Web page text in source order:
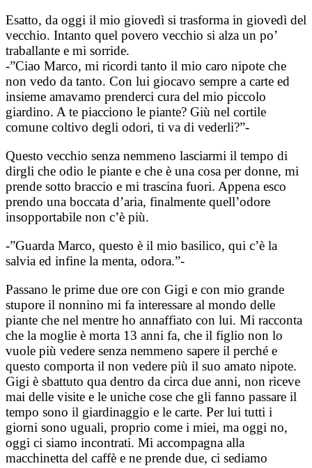
Esatto, da oggi il mio giovedì si trasforma in giovedì del
vecchio. Intanto quel povero vecchio si alza un po’
traballante e mi sorride.
-”Ciao Marco, mi ricordi tanto il mio caro nipote che
non vedo da tanto. Con lui giocavo sempre a carte ed
insieme amavamo prenderci cura del mio piccolo
giardino. A te piacciono le piante? Giù nel cortile
comune coltivo degli odori, ti va di vederli?”-
Questo vecchio senza nemmeno lasciarmi il tempo di
dirgli che odio le piante e che è una cosa per donne, mi
prende sotto braccio e mi trascina fuori. Appena esco
prendo una boccata d’aria, finalmente quell’odore
insopportabile non c’è più.
-”Guarda Marco, questo è il mio basilico, qui c’è la
salvia ed infine la menta, odora.”-
Passano le prime due ore con Gigi e con mio grande
stupore il nonnino mi fa interessare al mondo delle
piante che nel mentre ho annaffiato con lui. Mi racconta
che la moglie è morta 13 anni fa, che il figlio non lo
vuole più vedere senza nemmeno sapere il perché e
questo comporta il non vedere più il suo amato nipote.
Gigi è sbattuto qua dentro da circa due anni, non riceve
mai delle visite e le uniche cose che gli fanno passare il
tempo sono il giardinaggio e le carte. Per lui tutti i
giorni sono uguali, proprio come i miei, ma oggi no,
oggi ci siamo incontrati. Mi accompagna alla
macchinetta del caffè e ne prende due, ci sediamo